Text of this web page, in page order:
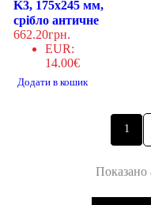
K3, 175х245 мм,
срібло античне
662.20грн.
EUR:
14.00€
Додати в кошик
1
Показано